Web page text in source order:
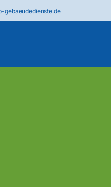
gebaeudedienste.de